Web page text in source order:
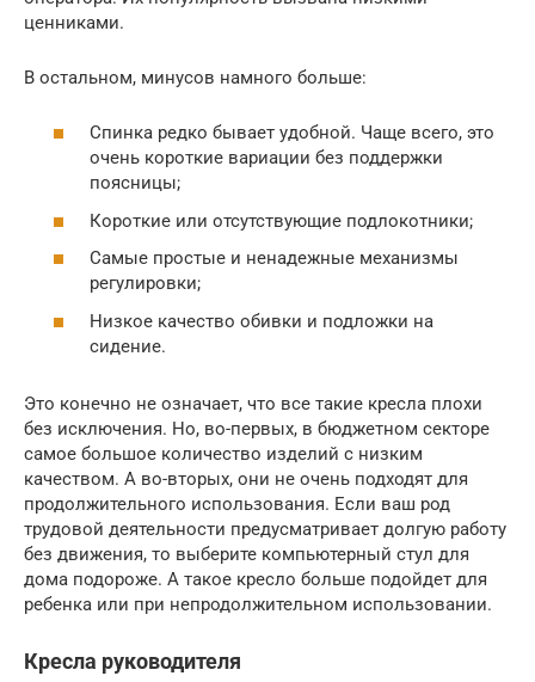
ценниками.
В остальном, минусов намного больше:
Спинка редко бывает удобной. Чаще всего, это
очень короткие вариации без поддержки
поясницы;
Короткие или отсутствующие подлокотники;
Самые простые и ненадежные механизмы
регулировки;
Низкое качество обивки и подложки на
сидение.
Это конечно не означает, что все такие кресла плохи
без исключения. Но, во-первых, в бюджетном секторе
самое большое количество изделий с низким
качеством. А во-вторых, они не очень подходят для
продолжительного использования. Если ваш род
трудовой деятельности предусматривает долгую работу
без движения, то выберите компьютерный стул для
дома подороже. А такое кресло больше подойдет для
ребенка или при непродолжительном использовании.
Кресла руководителя